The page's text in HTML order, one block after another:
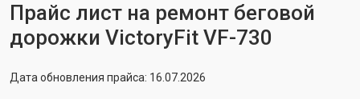
Прайс лист на ремонт беговой
дорожки VictoryFit VF-730
Дата обновления прайса: 16.07.2026